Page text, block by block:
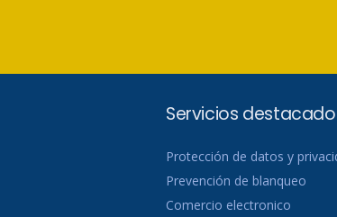
Servicios
Protección de datos y
Prevención de blanqueo
Comercio electronico